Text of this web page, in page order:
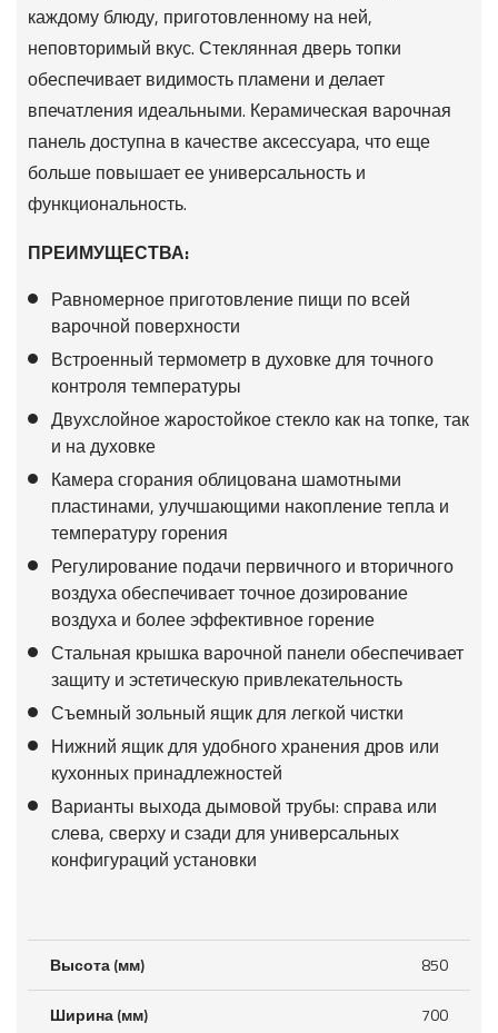
каждому блюду, приготовленному на ней,
неповторимый вкус. Стеклянная дверь топки
обеспечивает видимость пламени и делает
впечатления идеальными. Керамическая варочная
панель доступна в качестве аксессуара, что еще
больше повышает ее универсальность и
функциональность.
ПРЕИМУЩЕСТВА:
Равномерное приготовление пищи по всей
варочной поверхности
Встроенный термометр в духовке для точного
контроля температуры
Двухслойное жаростойкое стекло как на топке, так
и на духовке
Камера сгорания облицована шамотными
пластинами, улучшающими накопление тепла и
температуру горения
Регулирование подачи первичного и вторичного
воздуха обеспечивает точное дозирование
воздуха и более эффективное горение
Стальная крышка варочной панели обеспечивает
защиту и эстетическую привлекательность
Съемный зольный ящик для легкой чистки
Нижний ящик для удобного хранения дров или
кухонных принадлежностей
Варианты выхода дымовой трубы: справа или
слева, сверху и сзади для универсальных
конфигураций установки
Высота (мм) 850
Ширина (мм) 700